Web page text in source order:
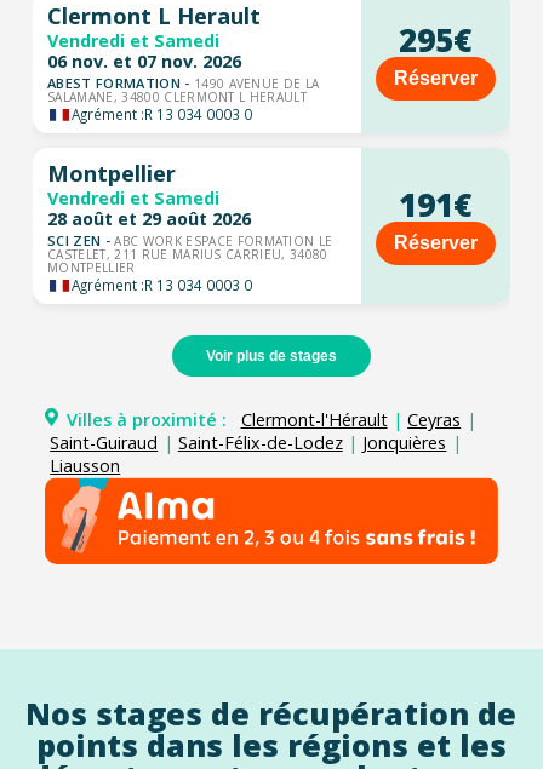
Clermont L Herault
Vendredi et Samedi
06 nov. et 07 nov. 2026
ABEST FORMATION - 1490 AVENUE DE LA
SALAMANE, 34800 CLERMONT L HERAULT
Agrément :R 13 034 0003 0
295€
Réserver
Montpellier
Vendredi et Samedi
28 août et 29 août 2026
SCI ZEN -ABC WORK ESPACE FORMATION LE
CASTELET, 211 RUE MARIUS CARRIEU, 34080
MONTPELLIER
Agrément :R 13 034 0003 0
191€
Réserver
Voir plus de stages
Villes à proximité : Clermont-l'Hérault | Ceyras |
Saint-Guiraud | Saint-Félix-de-Lodez | Jonquières |
Liausson
Nos stages de récupération de
points dans les régions et les